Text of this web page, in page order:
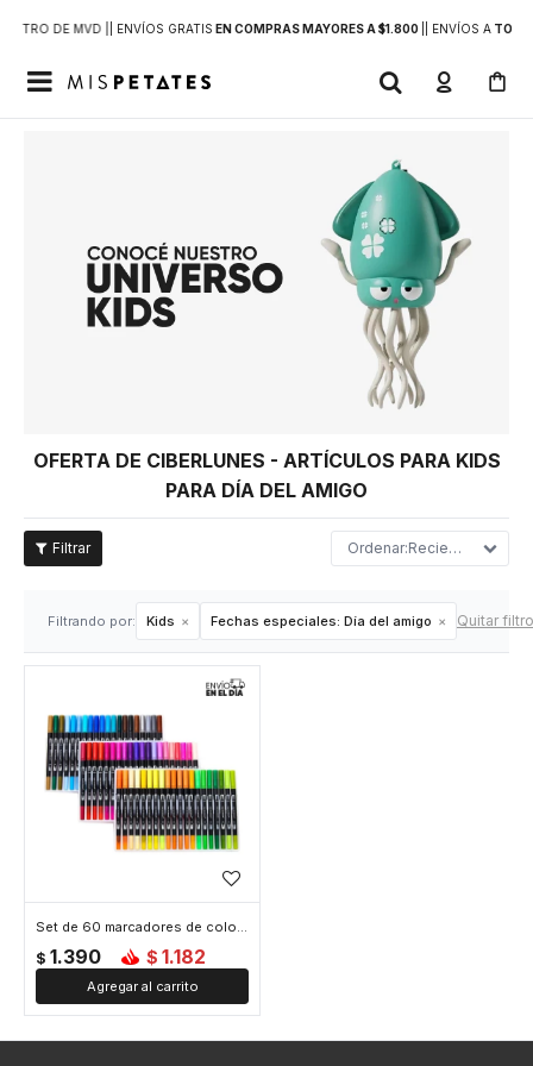
DE MVD | | ENVÍOS GRATIS EN COMPRAS MAYORES A $1.800 | ENVÍOS ATODO

OFERTA DE CIBERLUNES - ARTÍCULOS PARA KIDS
PARA DÍA DEL AMIGO
Recientes
Filtrando por: Kids Fechas especiales: Día del amigo Quitar
Set de 60 marcadores de colores
$ 1.390 $ 1.182